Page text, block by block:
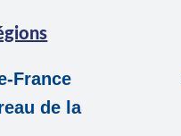
France
de la